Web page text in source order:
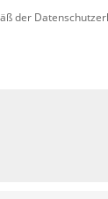
der